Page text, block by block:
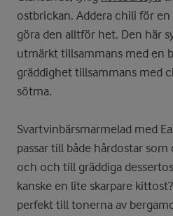
ostbrickan. Addera chili för
göra den alltför het. Den här
utmärkt tillsammans med en
gräddighet tillsammans med
sötma.
Svartvinbärsmarmelad med
passar till både hårdostar
och och till gräddiga
kanske en lite skarpare
perfekt till tonerna av